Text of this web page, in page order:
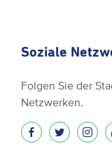
Soziale
Folgen Sie der
Netzwerken.